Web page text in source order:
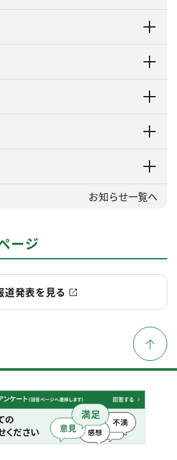
お知らせ一覧へ
ージ
道発表を見る